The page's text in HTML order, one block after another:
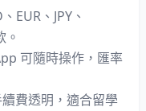
EUR、JPY、
可隨時操作，匯率
費透明，適合留學